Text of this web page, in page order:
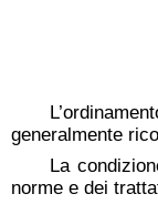
generalmente
La
norme e dei